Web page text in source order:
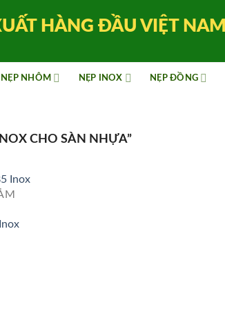
HÀNG ĐẦU VIỆT NAM
NẸP NHÔM NẸP INOX NẸP ĐỒNG
CHO SÀN NHỰA”